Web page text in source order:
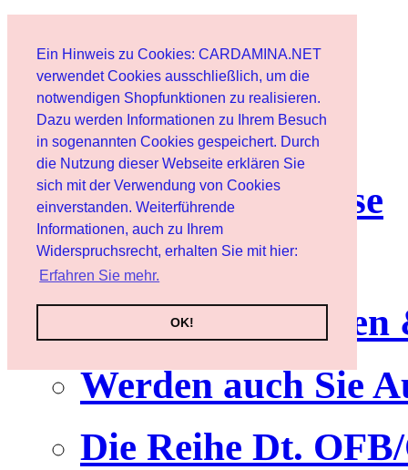
Ein Hinweis zu Cookies: CARDAMINA.NET
verwendet Cookies ausschließlich, um die
notwendigen Shopfunktionen zu realisieren.
Dazu werden Informationen zu Ihrem Besuch
in sogenannten Cookies gespeichert. Durch
die Nutzung dieser Webseite erklären Sie
sich mit der Verwendung von Cookies
einverstanden. Weiterführende
Informationen, auch zu Ihrem
Widerspruchsrecht, erhalten Sie mit hier:
Erfahren Sie mehr.
OK!
Benutzer
Newsletter
Nutzungshinweise
Service
Werden auch Sie
Die Reihe Dt.